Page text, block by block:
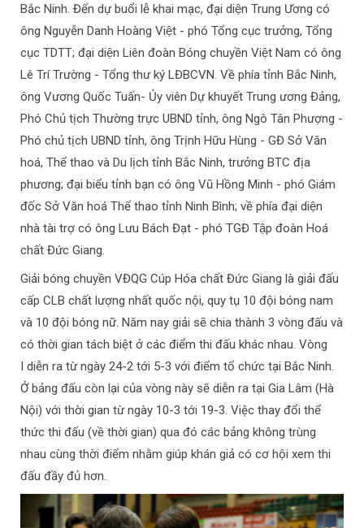
Bắc Ninh. Đến dự buổi lễ khai mạc, đại diện Trung Ương có
ông Nguyễn Danh Hoàng Việt - phó Tổng cục trưởng, Tổng
cục TDTT; đại diện Liên đoàn Bóng chuyền Việt Nam có ông
Lê Trí Trường - Tổng thư ký LĐBCVN. Về phía tỉnh Bắc Ninh,
ông Vương Quốc Tuấn- Ủy viên Dự khuyết Trung ương Đảng,
Phó Chủ tịch Thường trực UBND tỉnh, ông Ngô Tân Phượng -
Phó chủ tịch UBND tỉnh, ông Trịnh Hữu Hùng - GĐ Sở Văn
hoá, Thể thao và Du lịch tỉnh Bắc Ninh, trưởng BTC địa
phương; đại biểu tỉnh bạn có ông Vũ Hồng Minh - phó Giám
đốc Sở Văn hoá Thể thao tỉnh Ninh Bình; về phía đại diện
nhà tài trợ có ông Lưu Bách Đạt - phó TGĐ Tập đoàn Hoá
chất Đức Giang.
Giải bóng chuyền VĐQG Cúp Hóa chất Đức Giang là giải đấu
cấp CLB chất lượng nhất quốc nội, quy tụ 10 đội bóng nam
và 10 đội bóng nữ. Năm nay giải sẽ chia thành 3 vòng đấu và
có thời gian tách biệt ở các điểm thi đấu khác nhau. Vòng
I diễn ra từ ngày 24-2 tới 5-3 với điểm tổ chức tại Bắc Ninh.
Ở bảng đấu còn lại của vòng này sẽ diễn ra tại Gia Lâm (Hà
Nội) với thời gian từ ngày 10-3 tới 19-3. Việc thay đổi thể
thức thi đấu (về thời gian) qua đó các bảng không trùng
nhau cùng thời điểm nhằm giúp khán giả có cơ hội xem thi
đấu đầy đủ hơn.